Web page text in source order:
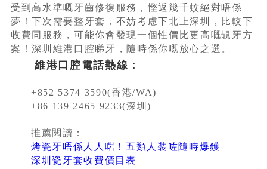
受到高水準嘅牙齒修復服務，慳返幾千蚊絕對唔係
夢！下次需要整牙套，不妨考慮下北上深圳，比較下
收費同服務，可能你會發現一個性價比更高嘅靚牙方
案！深圳維港口腔睇牙，隨時係你嘅放心之選。
維港口腔電話熱線：
+852 5374 3590(香港/WA)
+86 139 2465 9233(深圳)
推薦閱讀：
烤瓷牙唔係人人啱！五類人裝咗隨時爆鑊
深圳瓷牙套收費價目表